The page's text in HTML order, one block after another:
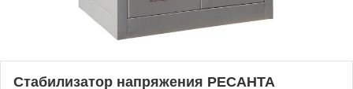
Стабилизатор напряжения РЕСАНТА